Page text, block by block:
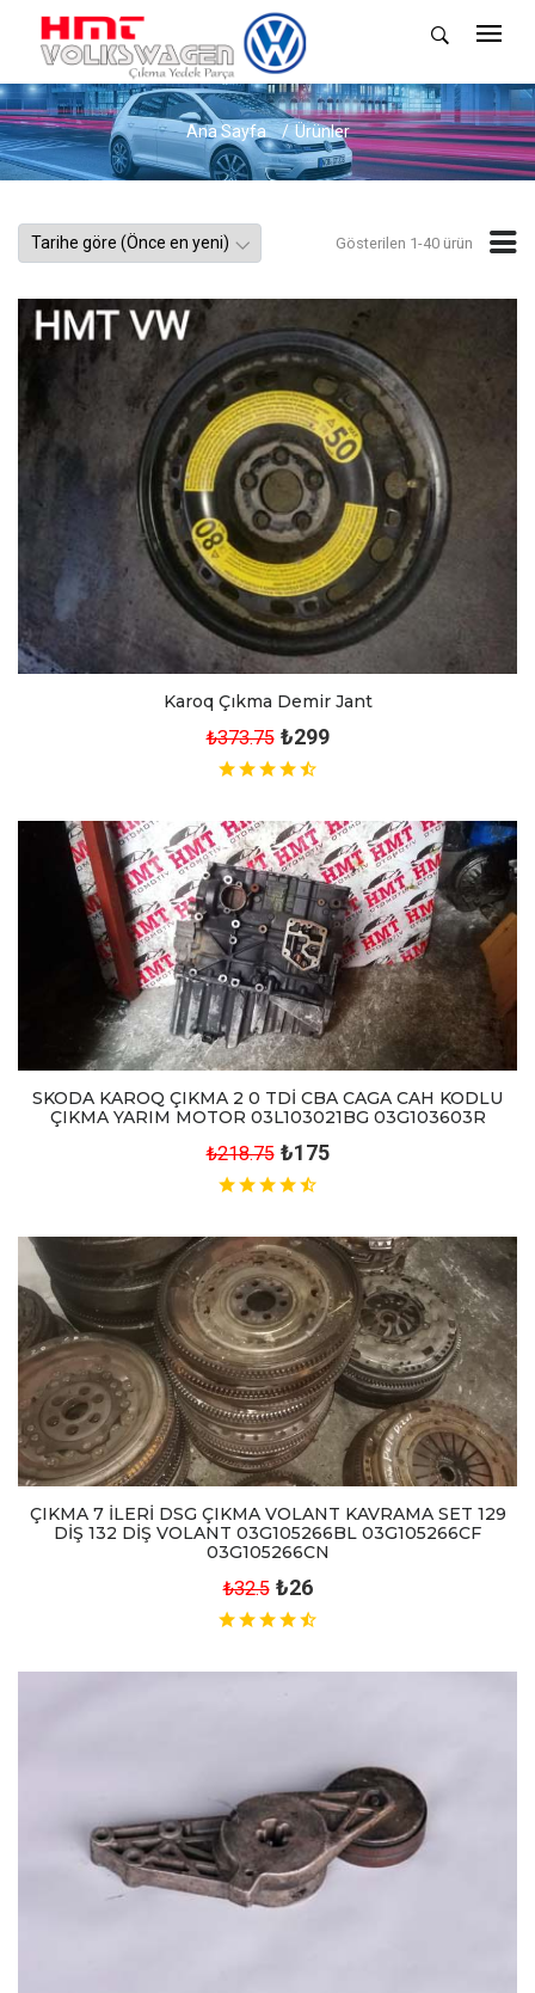
Ana Sayfa Ürünler
Gösterilen 1-40 ürün
Karoq Çıkma Demir Jant
₺373.75 ₺299
SKODA KAROQ ÇIKMA 2 0 TDİ CBA CAGA CAH KODLU
ÇIKMA YARIM MOTOR 03L103021BG 03G103603R
₺218.75 ₺175
ÇIKMA 7 İLERİ DSG ÇIKMA VOLANT KAVRAMA SET 129
DİŞ 132 DİŞ VOLANT 03G105266BL 03G105266CF
03G105266CN
₺32.5 ₺26